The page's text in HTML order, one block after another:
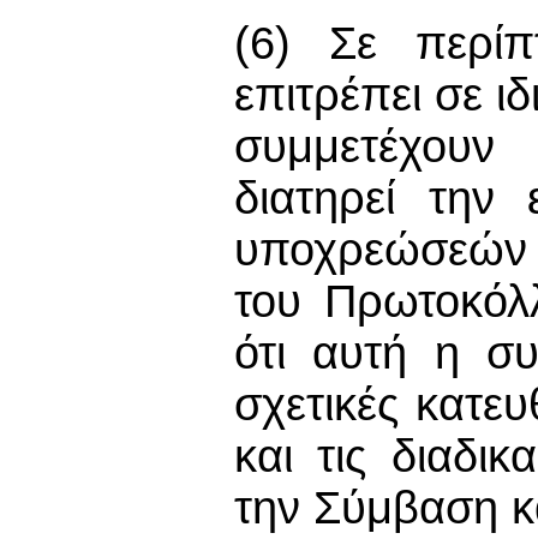
(6) Σε
επιτρέπει σε
διατηρεί
υποχρεώσεών
του
ότι αυτή η
σχετικές
και τις
την Σύμβαση